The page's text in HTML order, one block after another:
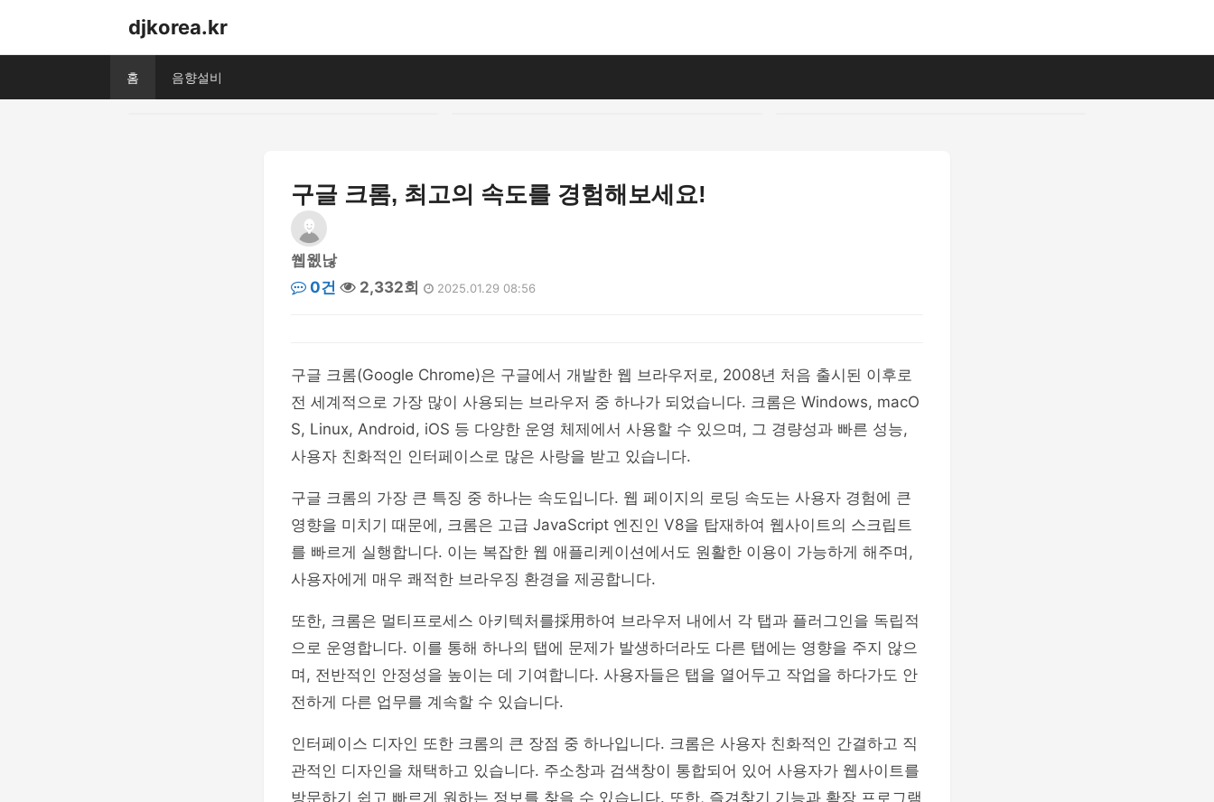
djkorea.kr
홈 음향설비
구글 크롬, 최고의 속도를 경험해보세요!
쒭웺낞
0건
2,332회 2025.01.29 08:56
구글 크롬(Google Chrome)은 구글에서 개발한 웹 브라우저로, 2008년 처음 출시된 이후로
전 세계적으로 가장 많이 사용되는 브라우저 중 하나가 되었습니다. 크롬은 Windows, macO
S, Linux, Android, iOS 등 다양한 운영 체제에서 사용할 수 있으며, 그 경량성과 빠른 성능,
사용자 친화적인 인터페이스로 많은 사랑을 받고 있습니다.
구글 크롬의 가장 큰 특징 중 하나는 속도입니다. 웹 페이지의 로딩 속도는 사용자 경험에 큰
영향을 미치기 때문에, 크롬은 고급 JavaScript 엔진인 V8을 탑재하여 웹사이트의 스크립트
를 빠르게 실행합니다. 이는 복잡한 웹 애플리케이션에서도 원활한 이용이 가능하게 해주며,
사용자에게 매우 쾌적한 브라우징 환경을 제공합니다.
또한, 크롬은 멀티프로세스 아키텍처를採用하여 브라우저 내에서 각 탭과 플러그인을 독립적
으로 운영합니다. 이를 통해 하나의 탭에 문제가 발생하더라도 다른 탭에는 영향을 주지 않으
며, 전반적인 안정성을 높이는 데 기여합니다. 사용자들은 탭을 열어두고 작업을 하다가도 안
전하게 다른 업무를 계속할 수 있습니다.
인터페이스 디자인 또한 크롬의 큰 장점 중 하나입니다. 크롬은 사용자 친화적인 간결하고 직
관적인 디자인을 채택하고 있습니다. 주소창과 검색창이 통합되어 있어 사용자가 웹사이트를
방문하기 쉽고 빠르게 원하는 정보를 찾을 수 있습니다. 또한, 즐겨찾기 기능과 확장 프로그램